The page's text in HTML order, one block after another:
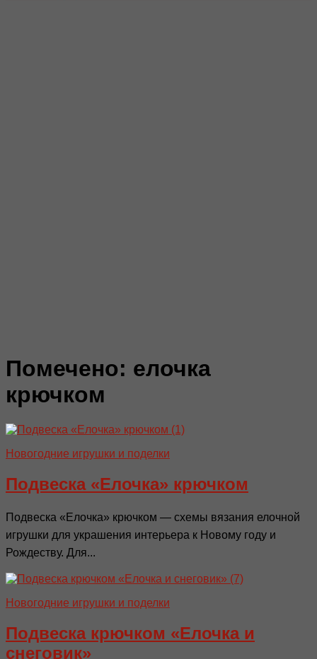
Помечено: елочка
крючком
Новогодние игрушки и поделки
Подвеска «Елочка» крючком
Подвеска «Елочка» крючком — схемы вязания елочной
игрушки для украшения интерьера к Новому году и
Рождеству. Для...
Новогодние игрушки и поделки
Подвеска крючком «Елочка и
снеговик»